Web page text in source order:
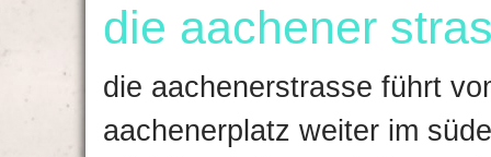
die aachener
die aachenerstrasse führt
aachenerplatz weiter im